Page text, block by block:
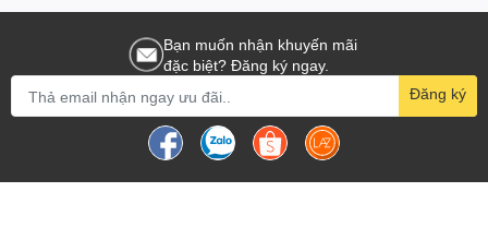
5. Mạch tích hợp bảo vệ ESD
±20KV, IEC1000-4-2 xả khe hở không khí
Bạn muốn nhận khuyến mãi
đặc biệt? Đăng ký ngay.
Đăng ký